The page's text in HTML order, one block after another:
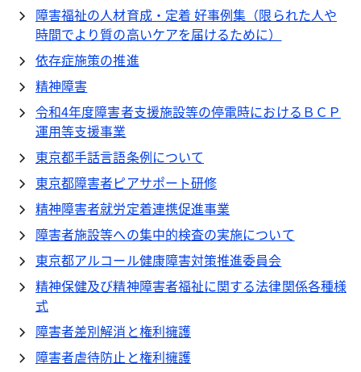
障害福祉の人材育成・定着 好事例集（限られた人や
時間でより質の高いケアを届けるために）
依存症施策の推進
精神障害
令和4年度障害者支援施設等の停電時におけるＢＣＰ
運用等支援事業
東京都手話言語条例について
東京都障害者ピアサポート研修
精神障害者就労定着連携促進事業
障害者施設等への集中的検査の実施について
東京都アルコール健康障害対策推進委員会
精神保健及び精神障害者福祉に関する法律関係各種様
式
障害者差別解消と権利擁護
障害者虐待防止と権利擁護